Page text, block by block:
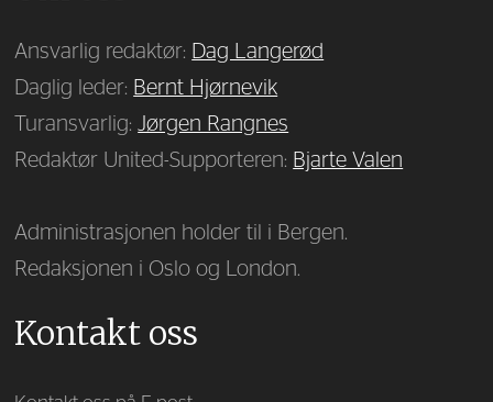
Ansvarlig redaktør: Dag Langerød
Daglig leder: Bernt Hjørnevik
Turansvarlig:Jørgen Rangnes
Redaktør United-Supporteren: Bjarte Valen
Administrasjonen holder til i Bergen.
Redaksjonen i Oslo og London.
Kontakt oss